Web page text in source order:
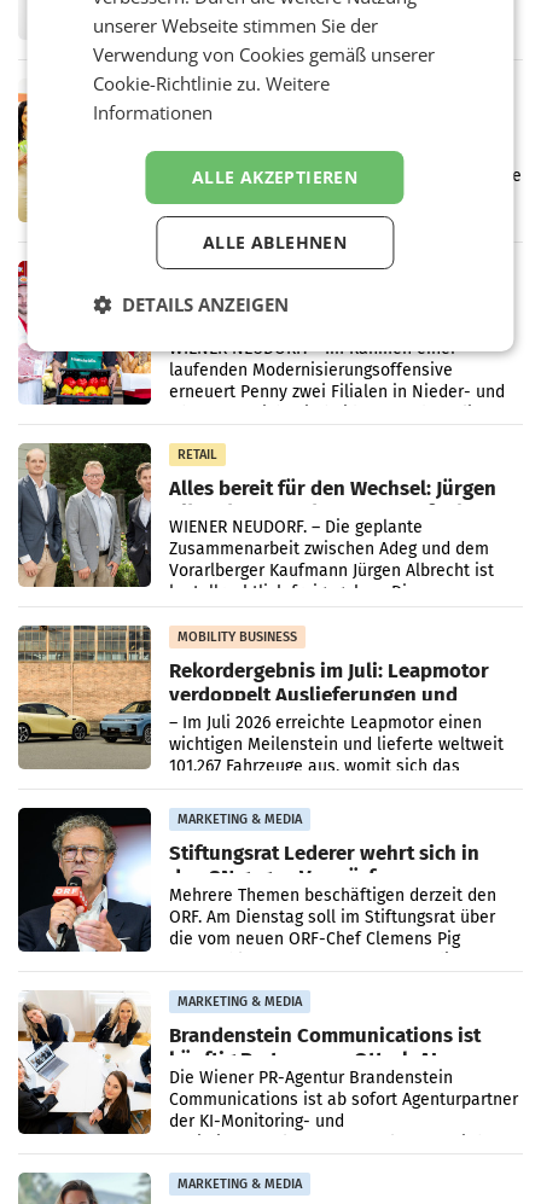
Fernsehkonzern ProSiebenSat.1 hat im
Frühjahr dank Kostensenkungen operativ
wieder Gewinn gemacht und die
Markterwartung deutlich übertroffen.
RETAIL
Eine Bühne für Zirkularität: ARA und
Müller informieren am POS über
Kreislauffähigkeit
Über den gesamten August hinweg rücken die
Altstoff Recycling Austria AG (ARA) und der
Handelskonzern Müller die Initiative
„Kreislauf-Helden“ in allen österreichischen
RETAIL
Penny modernisiert zwei Filialen in
WIENER NEUDORF. – Im Rahmen einer
laufenden Modernisierungsoffensive
erneuert Penny zwei Filialen in Nieder- und
RETAIL
Alles bereit für den Wechsel: Jürgen
Albrecht setzt ab 1.1.2027 auf Adeg
WIENER NEUDORF. – Die geplante
Zusammenarbeit zwischen Adeg und dem
Vorarlberger Kaufmann Jürgen Albrecht ist
kartellrechtlich freigegeben: Die
Bundeswettbewerbsbehörde und der
Bundeskartellanwalt
MOBILITY BUSINESS
Rekordergebnis im Juli: Leapmotor
verdoppelt Auslieferungen und
überschreitet die 100.000er-Marke
– Im Juli 2026 erreichte Leapmotor einen
wichtigen Meilenstein und lieferte weltweit
101.267 Fahrzeuge aus, womit sich das
Ergebnis gegenüber Juli 2025 mehr als
verdoppelte (+102
MARKETING & MEDIA
Stiftungsrat Lederer wehrt sich in
den SN gegen Vorwürfe
Mehrere Themen beschäftigen derzeit den
ORF. Am Dienstag soll im Stiftungsrat über
die vom neuen ORF-Chef Clemens Pig
MARKETING & MEDIA
Brandenstein Communications ist
künftig Partner von OtterlyAI
Die Wiener PR-Agentur Brandenstein
Communications ist ab sofort Agenturpartner
der KI-Monitoring- und
MARKETING & MEDIA
unserer Webseite stimmen Sie der
Verwendung von Cookies gemäß unserer
Cookie-Richtlinie zu.Weitere
Informationen
ALLE AKZEPTIEREN
ALLE ABLEHNEN
DETAILS ANZEIGEN